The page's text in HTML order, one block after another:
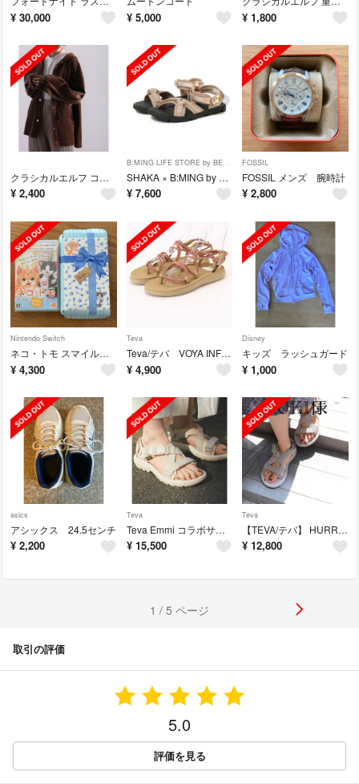
¥ 30,000 ¥ 5,000 ¥ 1,800
クラシカルエルフ コーデュロイ無地ミドル丈ボリューム袖マウンテンパーカー
¥ 2,400
B:MING LIFE STORE by BEAMS
SHAKA × B:MING by BEAMS サンダル
¥ 7,600
FOSSIL
FOSSIL メンズ 腕時計
¥ 2,800
Nintendo Switch
ネコ・トモ スマイルましまし Switch 特典付き
¥ 4,300
Teva
Teva/テバ VOYA INFINITY SPACE DYE
¥ 4,900
Disney
キッズ ラッシュガード
¥ 1,000
asics
アシックス 24.5センチ
¥ 2,200
Teva
Teva Emmi コラボサンダル
¥ 15,500
Teva
【TEVA/テバ】 HURRICANE VERGEサンダル
¥ 12,800
1 / 5 ページ
取引の評価
5.0
評価を見る